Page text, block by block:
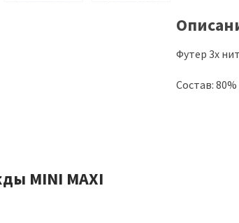
Футер 3х
Состав:
MINI MAXI